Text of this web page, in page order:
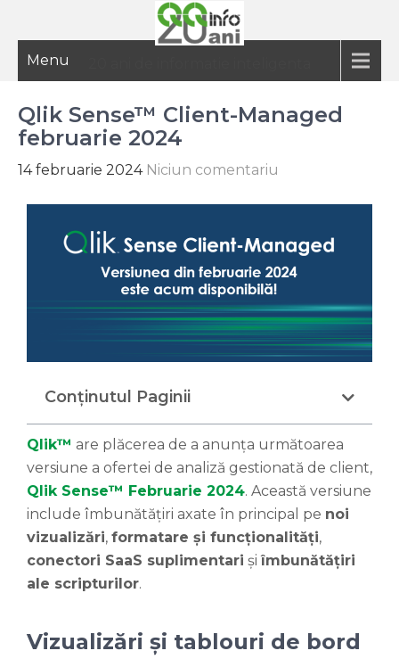
Menu
Qlik Sense™ Client-Managed
februarie 2024
14 februarie 2024 Niciun comentariu
Conținutul Paginii
Qlik™ are plăcerea de a anunța următoarea
versiune a ofertei de analiză gestionată de client,
Qlik Sense™ Februarie 2024. Această versiune
include îmbunătățiri axate în principal pe noi
vizualizări, formatare și funcționalități,
conectori SaaS suplimentari șiîmbunătățiri
ale scripturilor.
Vizualizări și tablouri de bord